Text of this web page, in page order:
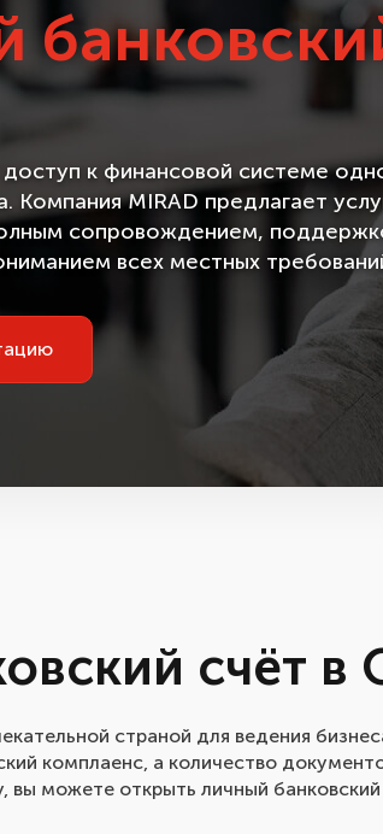
к финансовой системе
Компания MIRAD предлагает
сопровождением,
всех местных
счёт в
страной для ведения
комплаенс, а количество
вы можете открыть личный